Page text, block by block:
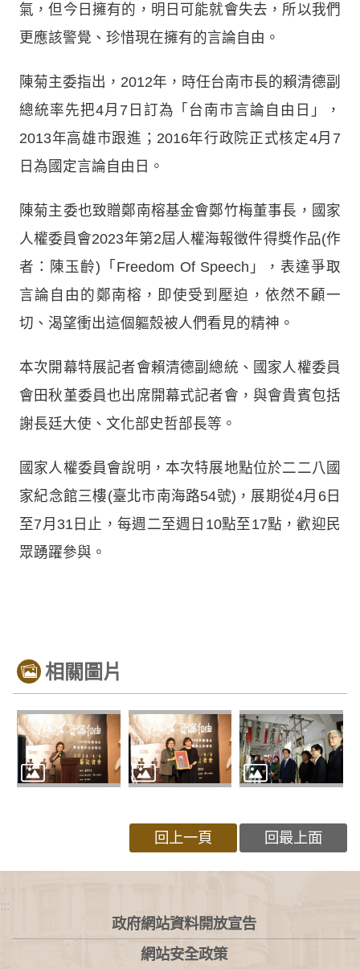
氣，但今日擁有的，明日可能就會失去，所以我們
更應該警覺、珍惜現在擁有的言論自由。
陳菊主委指出，2012年，時任台南市長的賴清德副
總統率先把4月7日訂為「台南市言論自由日」，
2013年高雄市跟進；2016年行政院正式核定4月7
日為國定言論自由日。
陳菊主委也致贈鄭南榕基金會鄭竹梅董事長，國家
人權委員會2023年第2屆人權海報徵件得獎作品(作
者：陳玉齡)「Freedom Of Speech」，表達爭取
言論自由的鄭南榕，即使受到壓迫，依然不顧一
切、渴望衝出這個軀殼被人們看見的精神。
本次開幕特展記者會賴清德副總統、國家人權委員
會田秋堇委員也出席開幕式記者會，與會貴賓包括
謝長廷大使、文化部史哲部長等。
國家人權委員會說明，本次特展地點位於二二八國
家紀念館三樓(臺北市南海路54號)，展期從4月6日
至7月31日止，每週二至週日10點至17點，歡迎民
眾踴躍參與。
相關圖片
回上一頁 回最上面
:::
政府網站資料開放宣告
網站安全政策